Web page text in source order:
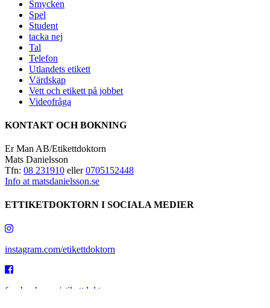
Smycken
Spel
Student
tacka nej
Tal
Telefon
Utlandets etikett
Värdskap
Vett och etikett på jobbet
Videofråga
KONTAKT OCH BOKNING
Er Man AB/Etikettdoktorn
Mats Danielsson
Tfn: 08 231910 eller0705152448
Info at matsdanielsson.se
ETTIKETDOKTORN I SOCIALA MEDIER
instagram.com/etikettdoktorn
facebook.com/etikettdoktorn